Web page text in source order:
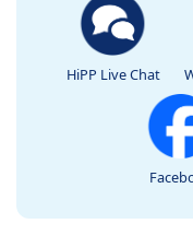
HiPP Live Chat